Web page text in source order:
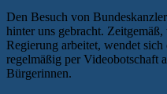
Den Besuch von
hinter uns gebracht.
Regierung arbeitet, wendet
regelmäßig per Videobotschaft
Bürgerinnen.